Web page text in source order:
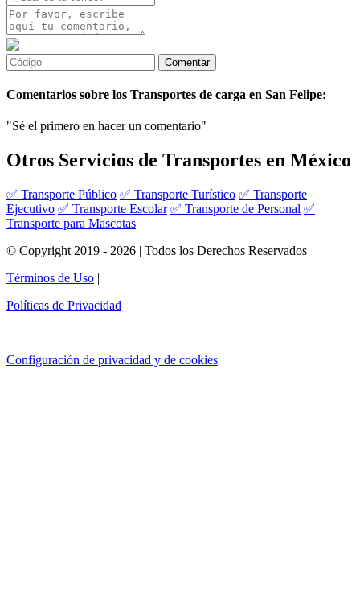
Comentarios sobre los Transportes de carga en San Felipe:
"Sé el primero en hacer un comentario"
Otros Servicios de Transportes en México
✅ Transporte Público ✅ Transporte Turístico ✅ Transporte
Ejecutivo ✅ Transporte Escolar ✅ Transporte de Personal ✅
Transporte para Mascotas
© Copyright 2019 - 2026 | Todos los Derechos Reservados
Términos de Uso |
Políticas de Privacidad
Configuración de privacidad y de cookies